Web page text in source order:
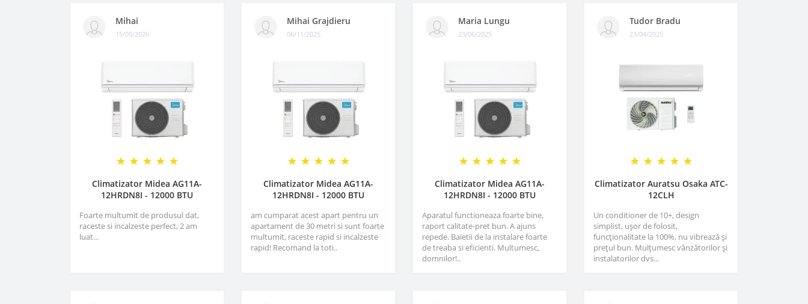
Mihai
15/05/2026
Climatizator Midea AG11A-
12HRDN8I - 12000 BTU
Foarte multumit de produsul dat,
raceste si incalzeste perfect, 2 am
luat...
Mihai Grajdieru
06/11/2025
Climatizator Midea AG11A-
12HRDN8I - 12000 BTU
am cumparat acest apart pentru un
apartament de 30 metri si sunt foarte
multumit, raceste rapid si incalzeste
rapid! Recomand la toti..
Maria Lungu
23/06/2025
Climatizator Midea AG11A-
12HRDN8I - 12000 BTU
Aparatul functioneaza foarte bine,
raport calitate-pret bun. A ajuns
repede. Baietii de la instalare foarte
de treaba si eficienti. Multumesc,
domnilor!..
Tudor Bradu
23/04/2025
Climatizator Auratsu Osaka ATC-
12CLH
Un conditioner de 10+, design
simplist, ușor de folosit,
funcționalitate la 100%, nu vibrează și
prețul bun. Mulțumesc vânzătorilor și
instalatorilor dvs...